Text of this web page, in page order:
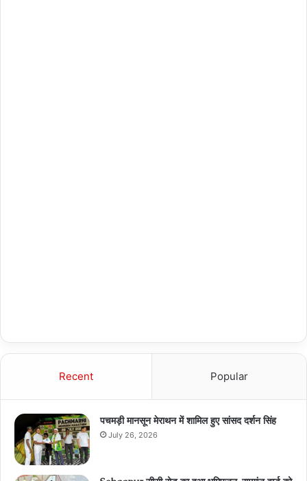
Recent Popular
पचमड़ी मानसून मेराथन में शामिल हुए सांसद दर्शन सिंह
July 26, 2026